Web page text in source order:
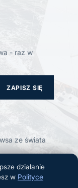
- raz w
ZAPISZ SIĘ
ze świata
działanie
w Polityce